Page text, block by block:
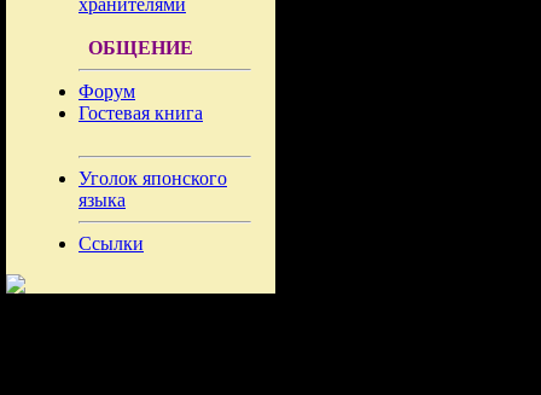
хранителями
ОБЩЕНИЕ
Форум
Гостевая книга
Уголок японского
языка
Ссылки